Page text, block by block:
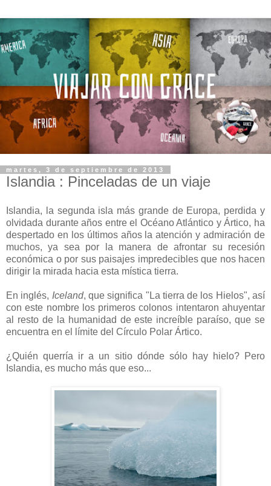
martes, 3 de septiembre de 2013
Islandia : Pinceladas de un viaje
Islandia, la segunda isla más grande de Europa, perdida y
olvidada durante años entre el Océano Atlántico y Ártico, ha
despertado en los últimos años la atención y admiración de
muchos, ya sea por la manera de afrontar su recesión
económica o por sus paisajes impredecibles que nos hacen
dirigir la mirada hacia esta mística tierra.
En inglés, Iceland, que significa "La tierra de los Hielos", así
con este nombre los primeros colonos intentaron ahuyentar
al resto de la humanidad de este increíble paraíso, que se
encuentra en el límite del Círculo Polar Ártico.
¿Quién querría ir a un sitio dónde sólo hay hielo? Pero
Islandia, es mucho más que eso...